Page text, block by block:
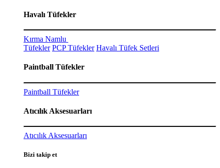
Havalı Tüfekler
Kırma Namlu
Tüfekler PCP Tüfekler Havalı Tüfek Setleri
Paintball Tüfekler
Paintball Tüfekler
Atıcılık Aksesuarları
Atıcılık Aksesuarları
Bizi takip et